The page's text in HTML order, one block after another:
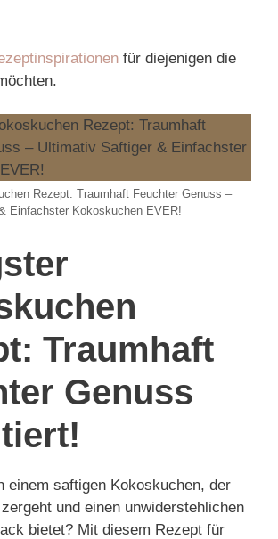
für diejenigen die
Rezept: Traumhaft Feuchter Genuss –
Einfachster Kokoskuchen EVER!
Traumhaft
Genuss
einem saftigen Kokoskuchen, der
und einen unwiderstehlichen
bietet? Mit diesem Rezept für